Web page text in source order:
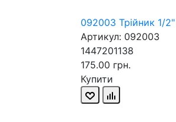
092003 Трійник 1/
Артикул: 092003
1447201138
175.00 грн.
Купити